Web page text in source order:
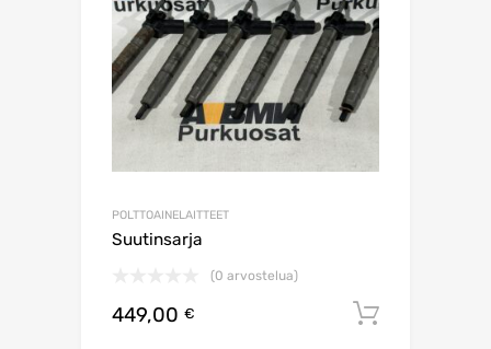
POLTTOAINELAITTEET
Suutinsarja
(0 arvostelua)
449,00 €